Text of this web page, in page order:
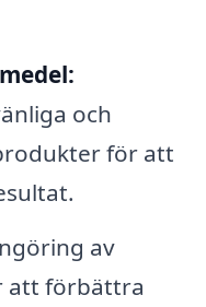
och
för att
av
att förbättra